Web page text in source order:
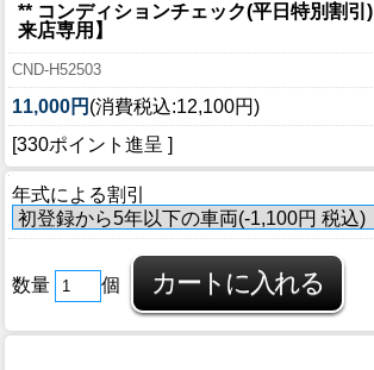
** コンディションチェック(平日特別割
来店専用】
CND-H52503
11,000円 (消費税込:12,100円)
[330ポイント進呈 ]
年式による割引
数量 個